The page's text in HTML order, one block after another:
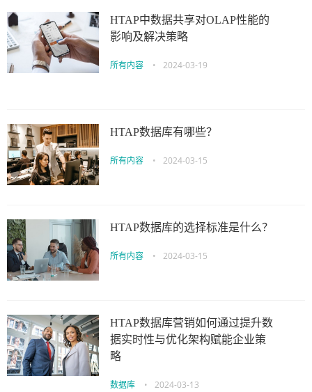
HTAP中数据共享对OLAP性能的
影响及解决策略
所有内容 • 2024-03-19
HTAP数据库有哪些？
所有内容 • 2024-03-15
HTAP数据库的选择标准是什么？
所有内容 • 2024-03-15
HTAP数据库营销如何通过提升数
据实时性与优化架构赋能企业策
略
数据库 • 2024-03-13